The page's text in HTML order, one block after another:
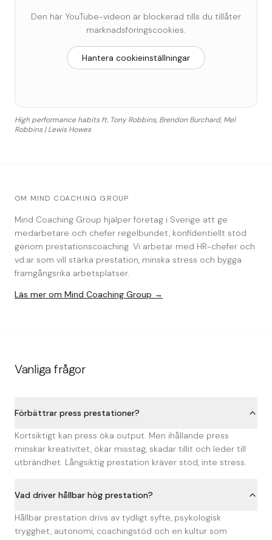
Den här YouTube-videon är blockerad tills du tillåter
marknadsföringscookies.
Hantera cookieinställningar
High performance habits ft. Tony Robbins, Brendon Burchard, Mel
Robbins | Lewis Howes
OM MIND COACHING GROUP
Mind Coaching Group hjälper företag i Sverige att ge
medarbetare och chefer regelbundet, konfidentiellt stöd
genom prestationscoaching. Vi arbetar med HR-chefer och
vd:ar som vill stärka prestation, minska stress och bygga
framgångsrika arbetsplatser.
Läs mer om Mind Coaching Group →
Vanliga frågor
Förbättrar press prestationer?
Kortsiktigt kan press öka output. Men ihållande press
minskar kreativitet, ökar misstag, skadar tillit och leder till
utbrändhet. Långsiktig prestation kräver stöd, inte stress.
Vad driver hållbar hög prestation?
Hållbar prestation drivs av tydligt syfte, psykologisk
trygghet, autonomi, coachingstöd och en kultur som